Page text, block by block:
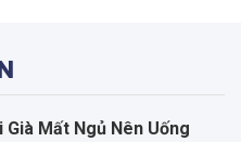
Già Mất Ngủ Nên Uống